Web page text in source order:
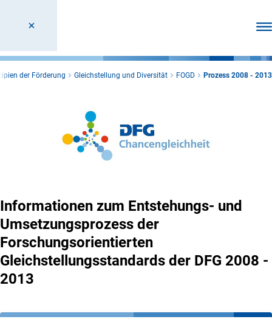
der Förderung Gleichstellung und Diversität FOGD Prozess 2008 - 2013
Informationen zum Entstehungs- und
Umsetzungsprozess der
Forschungsorientierten
Gleichstellungsstandards der DFG 2008 -
2013